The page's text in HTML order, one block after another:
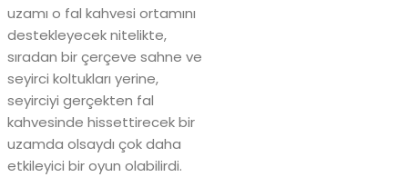
uzamı o fal kahvesi ortamını
destekleyecek nitelikte,
sıradan bir çerçeve sahne ve
seyirci koltukları yerine,
seyirciyi gerçekten fal
kahvesinde hissettirecek bir
uzamda olsaydı çok daha
etkileyici bir oyun olabilirdi.